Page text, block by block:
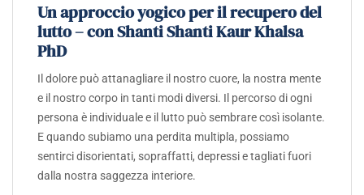
Un approccio yogico per il recupero del
lutto – con Shanti Shanti Kaur Khalsa
PhD
Il dolore può attanagliare il nostro cuore, la nostra mente
e il nostro corpo in tanti modi diversi. Il percorso di ogni
persona è individuale e il lutto può sembrare così isolante.
E quando subiamo una perdita multipla, possiamo
sentirci disorientati, sopraffatti, depressi e tagliati fuori
dalla nostra saggezza interiore.